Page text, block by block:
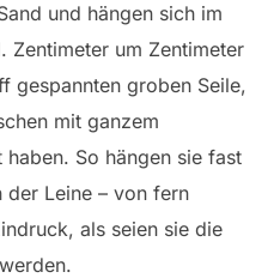
und hängen sich im
Zentimeter um Zentimeter
gespannten groben Seile,
mit ganzem
So hängen sie fast
der Leine – von fern
als seien sie die